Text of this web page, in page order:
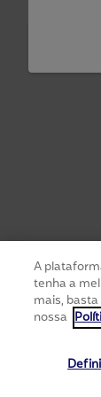
A
tenha a
mais,
nossa